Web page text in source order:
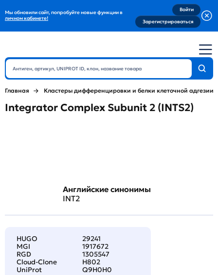
Мы обновили сайт, попробуйте новые функции в
личном кабинете!
Войти
Зарегистрироваться
Главная Кластеры дифференцировки и белки клеточной адгезии
Integrator Complex Subunit 2 (INTS2)
Английские синонимы
INT2
HUGO
29241
MGI
1917672
RGD
1305547
Cloud-Clone
H802
UniProt
Q9H0H0